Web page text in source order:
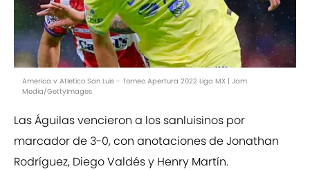
America v Atletico San Luis - Torneo Apertura 2022 Liga MX | Jam
Media/GettyImages
Las Águilas vencieron a los sanluisinos por
marcador de 3-0, con anotaciones de Jonathan
Rodríguez, Diego Valdés y Henry Martín.